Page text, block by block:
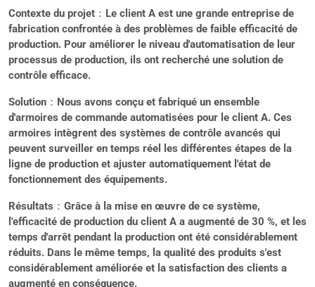
Contexte du projet ：Le client A est une grande entreprise de
fabrication confrontée à des problèmes de faible efficacité de
production. Pour améliorer le niveau d'automatisation de leur
processus de production, ils ont recherché une solution de
contrôle efficace.
Solution ：Nous avons conçu et fabriqué un ensemble
d'armoires de commande automatisées pour le client A. Ces
armoires intègrent des systèmes de contrôle avancés qui
peuvent surveiller en temps réel les différentes étapes de la
ligne de production et ajuster automatiquement l'état de
fonctionnement des équipements.
Résultats ：Grâce à la mise en œuvre de ce système,
l'efficacité de production du client A a augmenté de 30 %, et les
temps d'arrêt pendant la production ont été considérablement
réduits. Dans le même temps, la qualité des produits s'est
considérablement améliorée et la satisfaction des clients a
augmenté en conséquence.